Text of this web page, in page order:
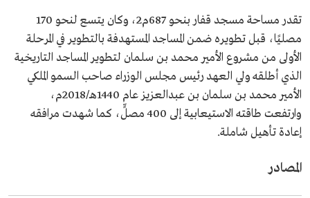
تقدر مساحة مسجد قفار بنحو 687م2، وكان يتسع لنحو 170
مصليًا، قبل تطويره ضمن المساجد المستهدفة بالتطوير في المرحلة
الأولى من مشروع الأمير محمد بن سلمان لتطوير المساجد التاريخية
الذي أطلقه ولي العهد رئيس مجلس الوزراء صاحب السمو الملكي
الأمير محمد بن سلمان بن عبدالعزيز عام 1440هـ/2018م،
وارتفعت طاقته الاستيعابية إلى 400 مصلٍّ، كما شهدت مرافقه
إعادة تأهيل شاملة.
المصادر